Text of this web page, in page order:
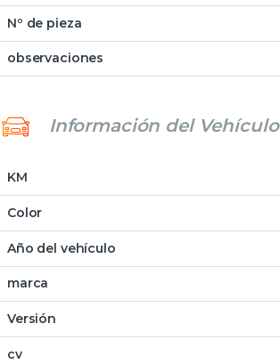
Nº de pieza
observaciones
Información del Vehículo
KM
Color
Año del vehículo
marca
Versión
cv